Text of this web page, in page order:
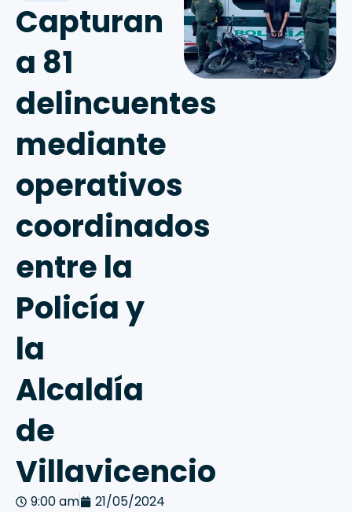
Capturan
a 81
delincuentes
mediante
operativos
coordinados
entre la
Policía y
la
Alcaldía
de
Villavicencio
9:00 am 21/05/2024